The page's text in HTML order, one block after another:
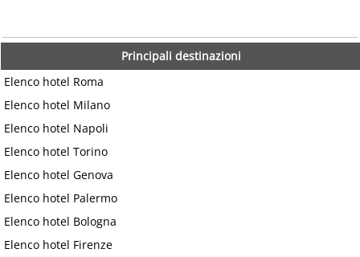
Principali destinazioni
Elenco hotel Roma
Elenco hotel Milano
Elenco hotel Napoli
Elenco hotel Torino
Elenco hotel Genova
Elenco hotel Palermo
Elenco hotel Bologna
Elenco hotel Firenze